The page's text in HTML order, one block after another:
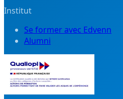
Institut
Se former avec Edvenn
Alumni